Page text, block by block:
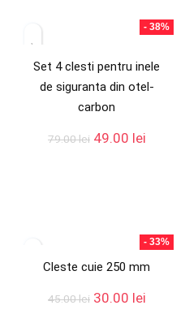
- 38%
Set 4 clesti pentru inele
de siguranta din otel-
carbon
79.00lei 49.00 lei
- 33%
Cleste cuie 250 mm
45.00lei 30.00 lei